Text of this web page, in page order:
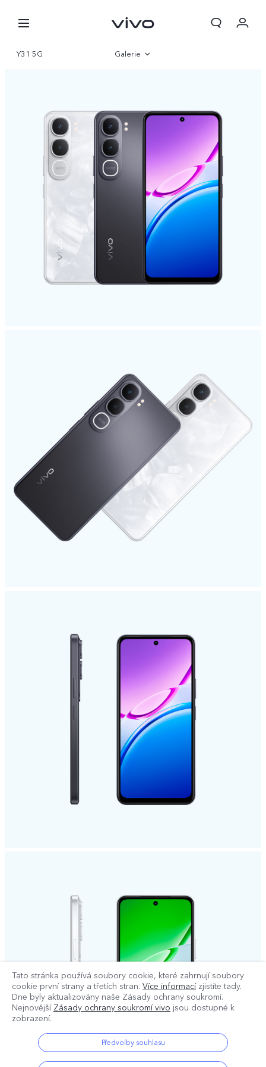
Y31 5G Galerie
Parametry
Tato stránka používá soubory cookie, které zahrnují soubory
cookie první strany a třetích stran. Více informacízjistíte tady.
Dne byly aktualizovány naše Zásady ochrany soukromí.
Nejnovější Zásady ochrany soukromí vivo jsou dostupné k
zobrazení.
Předvolby souhlasu